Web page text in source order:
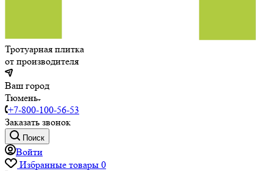
Тротуарная плитка
от производителя
Ваш город
Тюмень
+7-800-100-56-53
Заказать звонок
Поиск
Войти
Избранные товары 0